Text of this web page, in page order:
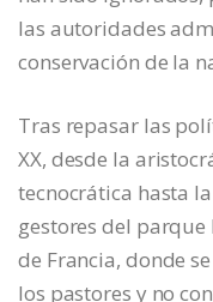
las autoridades
conservación de la
Tras repasar las
XX, desde la
tecnocrática hasta
gestores del
de Francia, donde
los pastores y no